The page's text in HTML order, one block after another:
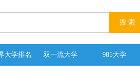
大学排名 双一流大学 985大学